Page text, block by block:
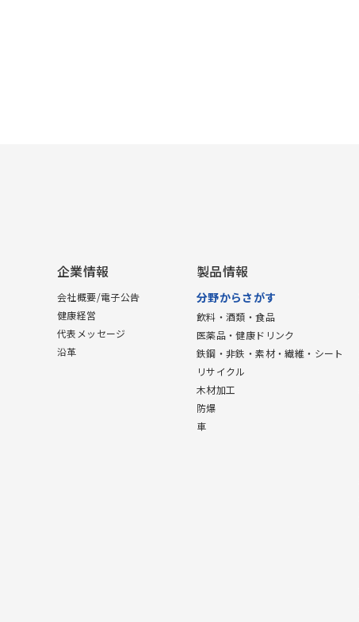
企業情報
会社概要/電子公告
健康経営
代表メッセージ
沿革
製品情報
分野からさがす
飲料・酒類・食品
医薬品・健康ドリンク
鉄鋼・非鉄・素材・繊維・シート
リサイクル
木材加工
防爆
車